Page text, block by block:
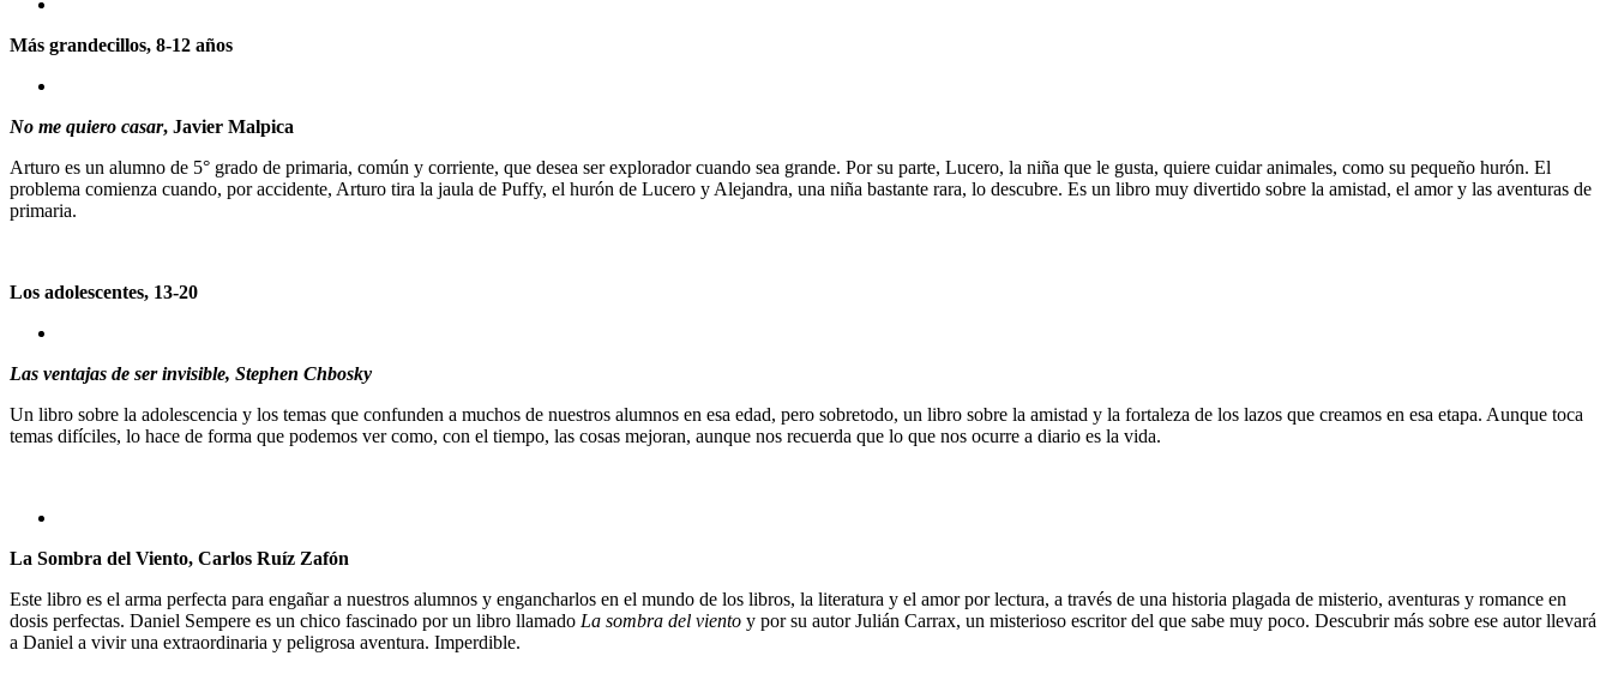
Más grandecillos, 8-12 años
No me quiero casar, Javier Malpica
Arturo es un alumno de 5° grado de primaria, común y corriente, que desea ser explorador cuando sea grande. Por su parte, Lucero, la niña que le gusta, quiere cuidar animales, como su pequeño hurón. El
problema comienza cuando, por accidente, Arturo tira la jaula de Puffy, el hurón de Lucero y Alejandra, una niña bastante rara, lo descubre. Es un libro muy divertido sobre la amistad, el amor y las aventuras de
primaria.
Los adolescentes, 13-20
Las ventajas de ser invisible, Stephen Chbosky
Un libro sobre la adolescencia y los temas que confunden a muchos de nuestros alumnos en esa edad, pero sobretodo, un libro sobre la amistad y la fortaleza de los lazos que creamos en esa etapa. Aunque toca
temas difíciles, lo hace de forma que podemos ver como, con el tiempo, las cosas mejoran, aunque nos recuerda que lo que nos ocurre a diario es la vida.
La Sombra del Viento, Carlos Ruíz Zafón
Este libro es el arma perfecta para engañar a nuestros alumnos y engancharlos en el mundo de los libros, la literatura y el amor por lectura, a través de una historia plagada de misterio, aventuras y romance en
dosis perfectas. Daniel Sempere es un chico fascinado por un libro llamado La sombra del viento y por su autor Julián Carrax, un misterioso escritor del que sabe muy poco. Descubrir más sobre ese autor llevará
a Daniel a vivir una extraordinaria y peligrosa aventura. Imperdible.